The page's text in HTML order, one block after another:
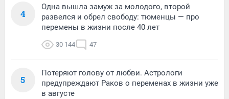
4
Одна вышла замуж за молодого, второй
развелся и обрел свободу: тюменцы — про
перемены в жизни после 40 лет
30 144 47
5
Потеряют голову от любви. Астрологи
предупреждают Раков о переменах в жизни уже
в августе